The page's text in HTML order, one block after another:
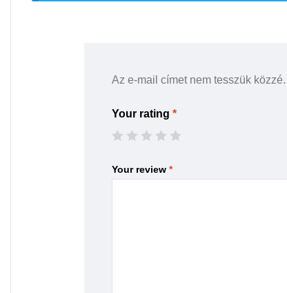
Az e-mail címet nem tesszük közzé.
Your rating *
Your review *